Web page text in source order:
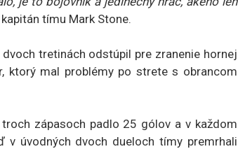
kapitán tímu Mark Stone.
tretinách odstúpil pre zranenie hornej
ktorý mal problémy po strete s obrancom
zápasoch padlo 25 gólov a v každom
v úvodných dvoch dueloch tímy premrhali